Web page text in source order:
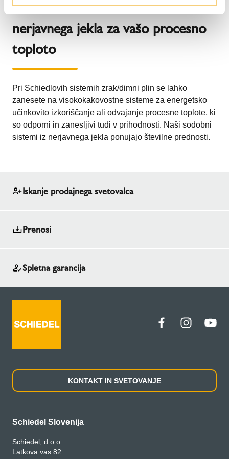
Sistemi za odvod zraka iz
nerjavnega jekla za vašo procesno
toploto
Pri Schiedlovih sistemih zrak/dimni plin se lahko
zanesete na visokokakovostne sisteme za energetsko
učinkovito izkoriščanje ali odvajanje procesne toplote, ki
so odporni in zanesljivi tudi v prihodnosti. Naši sodobni
sistemi iz nerjavnega jekla ponujajo številne prednosti.
Iskanje prodajnega svetovalca
Prenosi
Spletna garancija
KONTAKT IN SVETOVANJE
Schiedel Slovenija
Schiedel, d.o.o.
Latkova vas 82